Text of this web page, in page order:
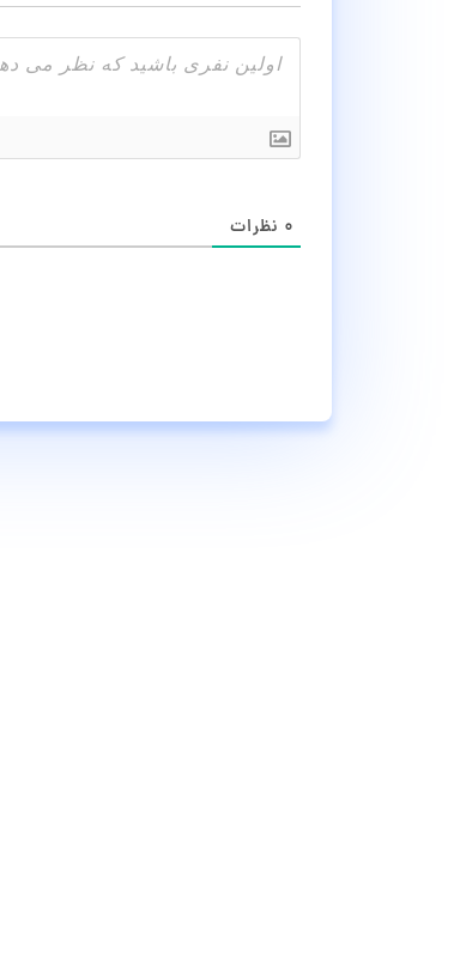
۰ نظرات